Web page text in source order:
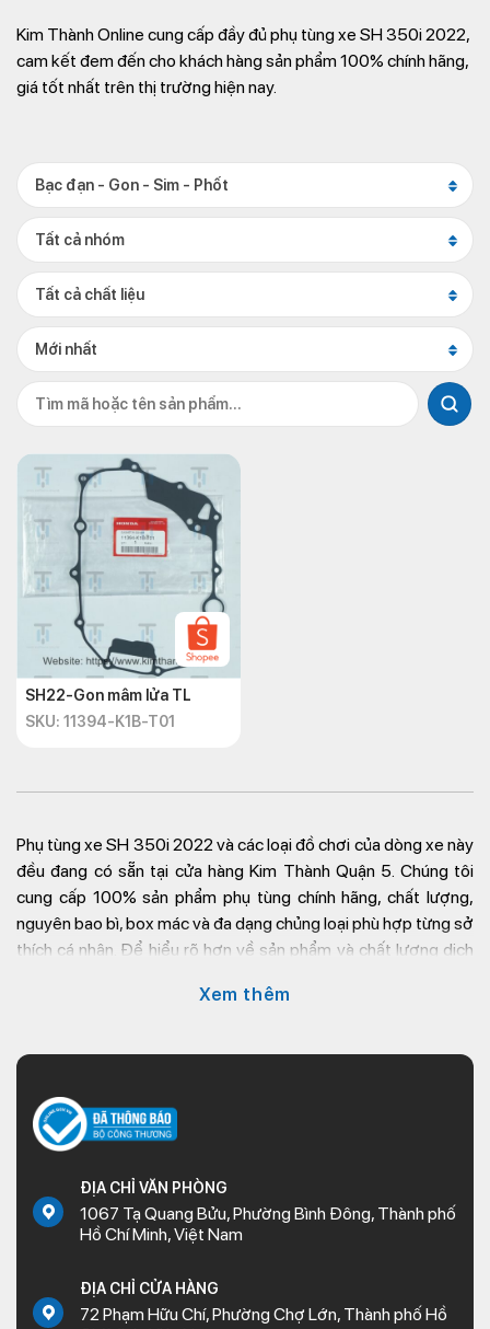
Kim Thành Online cung cấp đầy đủ phụ tùng xe SH 350i 2022,
cam kết đem đến cho khách hàng sản phẩm 100% chính hãng,
giá tốt nhất trên thị trường hiện nay.
Bạc đạn - Gon - Sim - Phốt
Tất cả nhóm
Tất cả chất liệu
Mới nhất
SH22-Gon mâm lửa TL
SKU: 11394-K1B-T01
Phụ tùng xe SH 350i 2022 và các loại đồ chơi của dòng xe này
đều đang có sẵn tại cửa hàng Kim Thành Quận 5. Chúng tôi
cung cấp 100% sản phẩm phụ tùng chính hãng, chất lượng,
nguyên bao bì, box mác và đa dạng chủng loại phù hợp từng sở
thích cá nhân. Để hiểu rõ hơn về sản phẩm và chất lượng dịch
Vì sao nên thay đổi phụ tùng SH
350i 2022?
Xem thêm
ĐỊA CHỈ VĂN PHÒNG
1067 Tạ Quang Bửu, Phường Bình Đông, Thành phố
Hồ Chí Minh, Việt Nam
ĐỊA CHỈ CỬA HÀNG
72 Phạm Hữu Chí, Phường Chợ Lớn, Thành phố Hồ